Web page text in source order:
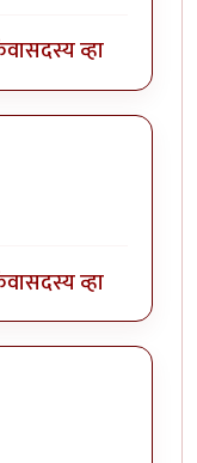
सदस्य व्हा
सदस्य व्हा